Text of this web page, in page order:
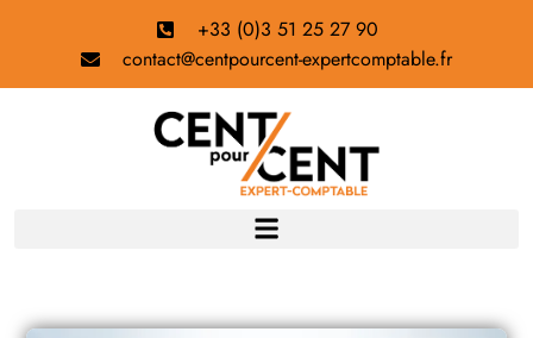
+33 (0)3 51 25 27 90
contact@centpourcent-expertcomptable.fr